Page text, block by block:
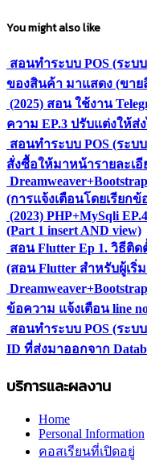
You might also like
สอนทำระบบ POS (ระบ
ของสินค้า มาแสดง (ขาย
(2025) สอน ใช้งาน
ความ EP.3 ปรับแต่งให้ส่
สอนทำระบบ POS (ระบ
สั่งซื้อให้มาหน้ารายละเ
(การแจ้งเตือนโดยเรียกข้
(2023) PHP+MySqli
(Part 1 insert AND view)
สอน Flutter Ep 1. วิธีติด
(สอน Flutter สำหรับผู้เริ่
ข้อความ แจ้งเตือน line
สอนทำระบบ POS (ระ
ID ที่ส่งมาออกจาก
บริการและผลงาน
Home
Personal Information
คอสเรียนที่เปิดอยู่